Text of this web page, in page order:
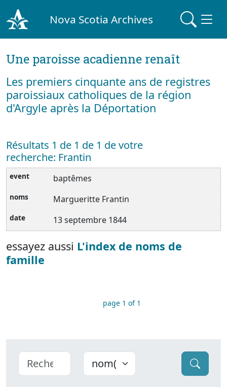
Nova Scotia Archives
Une paroisse acadienne renaît
Les premiers cinquante ans de registres
paroissiaux catholiques de la région
d'Argyle après la Déportation
Résultats 1 de 1 de 1 de votre
recherche: Frantin
baptêmes
Margueritte Frantin
13 septembre 1844
essayez aussi L'index de noms de
famille
page 1 of 1